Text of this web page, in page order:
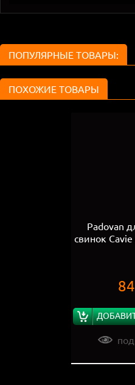
ПОПУЛЯРНЫЕ ТОВАРЫ:
ПОХОЖИЕ ТОВАРЫ
Padovan
свинок